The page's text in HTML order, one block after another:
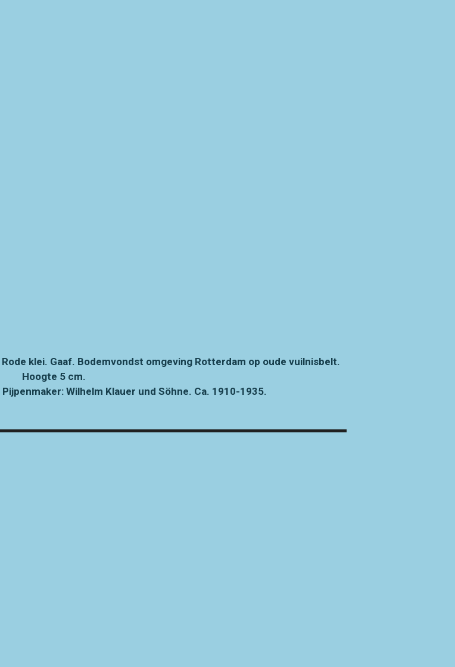
klei. Gaaf. Bodemvondst omgeving Rotterdam op oude vuilnisbelt.
Hoogte 5 cm.
Wilhelm Klauer und Söhne. Ca. 1910-1935.